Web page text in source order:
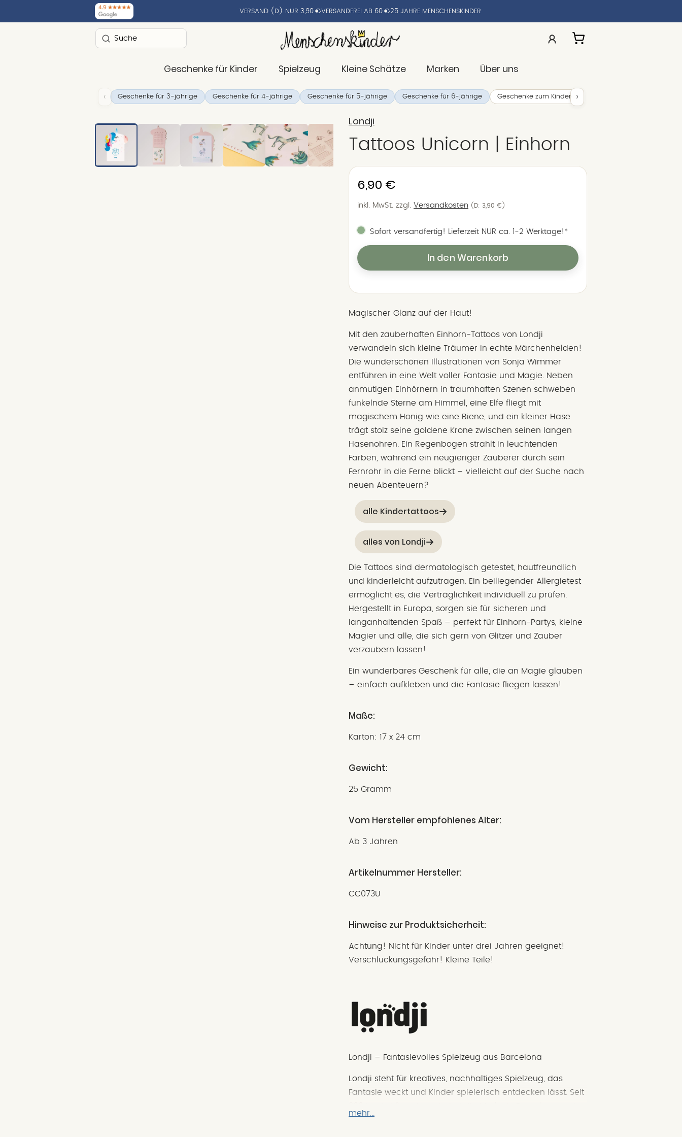
VERSAND (D) NUR 3,90 €VERSANDFREI AB 60 € 25 JAHRE MENSCHENSKINDER
Suchen
Geschenke für Kinder Spielzeug Kleine Schätze Marken Über uns
Geschenke für 3-jährige Geschenke für 4-jährige Geschenke für 5-jährige Geschenke für 6-jährige Geschenke zum Kindergartenstart
‹ ›
Londji
Tattoos Unicorn | Einhorn
Normaler
6,90 €
inkl. MwSt. zzgl. Versandkosten (D: 3,90 €)
Sofort versandfertig! Lieferzeit NUR ca. 1‑2 Werktage!*
In den Warenkorb
Magischer Glanz auf der Haut!
Mit den zauberhaften Einhorn-Tattoos von Londji
verwandeln sich kleine Träumer in echte Märchenhelden!
Die wunderschönen Illustrationen von Sonja Wimmer
entführen in eine Welt voller Fantasie und Magie. Neben
anmutigen Einhörnern in traumhaften Szenen schweben
funkelnde Sterne am Himmel, eine Elfe fliegt mit
magischem Honig wie eine Biene, und ein kleiner Hase
trägt stolz seine goldene Krone zwischen seinen langen
Hasenohren. Ein Regenbogen strahlt in leuchtenden
Farben, während ein neugieriger Zauberer durch sein
Fernrohr in die Ferne blickt – vielleicht auf der Suche nach
neuen Abenteuern?
alle Kindertattoos
alles von Londji
Die Tattoos sind dermatologisch getestet, hautfreundlich
und kinderleicht aufzutragen. Ein beiliegender Allergietest
ermöglicht es, die Verträglichkeit individuell zu prüfen.
Hergestellt in Europa, sorgen sie für sicheren und
langanhaltenden Spaß – perfekt für Einhorn-Partys, kleine
Magier und alle, die sich gern von Glitzer und Zauber
verzaubern lassen!
Ein wunderbares Geschenk für alle, die an Magie glauben
– einfach aufkleben und die Fantasie fliegen lassen!
Maße:
Karton: 17 x 24 cm
Gewicht:
25 Gramm
Vom Hersteller empfohlenes Alter:
Ab 3 Jahren
Artikelnummer Hersteller:
CC073U
Hinweise zur Produktsicherheit:
Achtung! Nicht für Kinder unter drei Jahren geeignet!
Verschluckungsgefahr! Kleine Teile!
Londji – Fantasievolles Spielzeug aus Barcelona
Londji steht für kreatives, nachhaltiges Spielzeug, das
Fantasie weckt und Kinder spielerisch entdecken lässt. Seit
mehr...